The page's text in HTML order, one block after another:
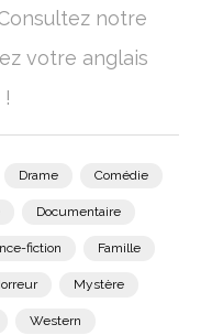
notre
votre anglais
Drame Comédie
Documentaire
fiction Famille
Mystère
Western